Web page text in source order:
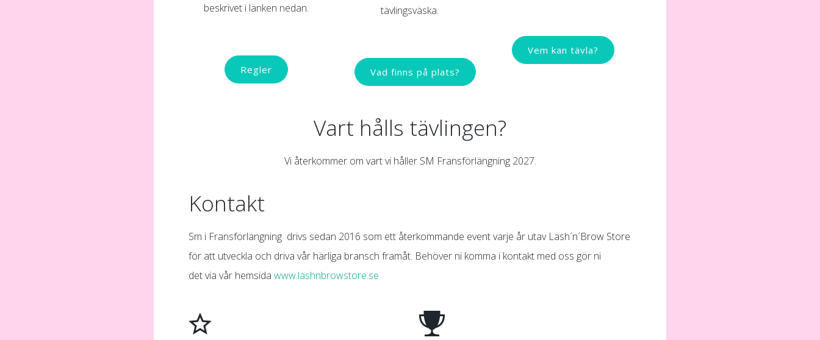
beskrivet i länken nedan.
Regler
tävlingsväska.
Vad finns på plats?
Vem kan tävla?
Vart hålls tävlingen?
Vi återkommer om vart vi håller SM Fransförlängning 2027.
Kontakt
Sm i Fransförlängning drivs sedan 2016 som ett återkommande event varje år utav Lash´n´Brow Store
för att utveckla och driva vår härliga bransch framåt. Behöver ni komma i kontakt med oss gör ni
det via vår hemsida www.lashnbrowstore.se